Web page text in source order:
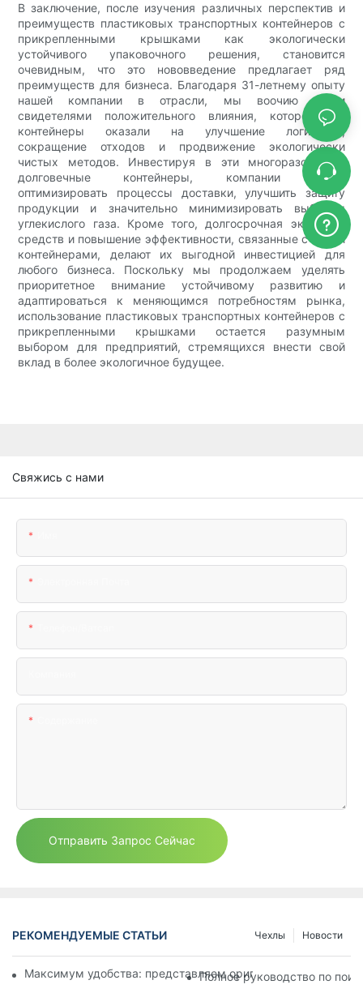
В заключение, после изучения различных перспектив и
преимуществ пластиковых транспортных контейнеров с
прикрепленными крышками как экологически
устойчивого упаковочного решения, становится
очевидным, что это нововведение предлагает ряд
преимуществ для бизнеса. Благодаря 31-летнему опыту
нашей компании в отрасли, мы воочию стали
свидетелями положительного влияния, которое эти
контейнеры оказали на улучшение логистики,
сокращение отходов и продвижение экологически
чистых методов. Инвестируя в эти многоразовые и
долговечные контейнеры, компании могут
оптимизировать процессы доставки, улучшить защиту
продукции и значительно минимизировать выбросы
углекислого газа. Кроме того, долгосрочная экономия
средств и повышение эффективности, связанные с этими
контейнерами, делают их выгодной инвестицией для
любого бизнеса. Поскольку мы продолжаем уделять
приоритетное внимание устойчивому развитию и
адаптироваться к меняющимся потребностям рынка,
использование пластиковых транспортных контейнеров с
прикрепленными крышками остается разумным
выбором для предприятий, стремящихся внести свой
вклад в более экологичное будущее.
Свяжись с нами
Отправить Запрос Сейчас
РЕКОМЕНДУЕМЫЕ СТАТЬИ Новости
Чехлы
Максимум удобства: представляем оригинальный
Полное руководство по